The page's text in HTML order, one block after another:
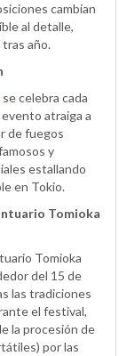
cambian
al detalle,
año.
se celebra cada
atraiga a
de fuegos
y
estallando
en Tokio.
Tomioka
Tomioka
del 15 de
las tradiciones
el festival,
la procesión de
por las